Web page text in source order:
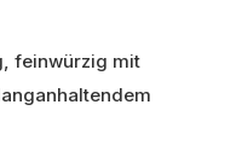
feinwürzig mit